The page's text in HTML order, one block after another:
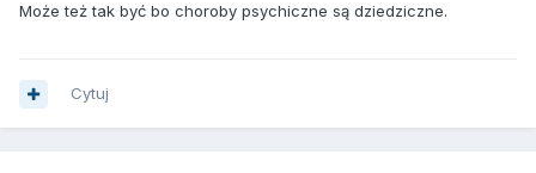
Może też tak być bo choroby psychiczne są dziedziczne.
Cytuj